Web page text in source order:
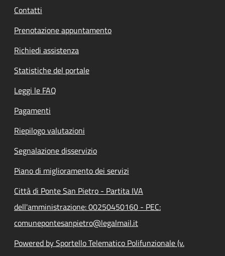
Contatti
Prenotazione appuntamento
Richiedi assistenza
Statistiche del portale
Leggi le FAQ
Pagamenti
Riepilogo valutazioni
Segnalazione disservizio
Piano di miglioramento dei servizi
Città di Ponte San Pietro - Partita IVA
dell'amministrazione: 00250450160 - PEC:
comunepontesanpietro@legalmail.it
Powered by Sportello Telematico Polifunzionale (v.